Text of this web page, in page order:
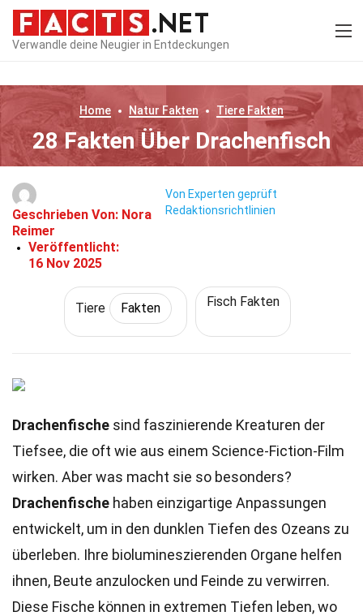
Verwandle deine Neugier in Entdeckungen
Home Natur Fakten Tiere Fakten
28 Fakten Über Drachenfisch
Geschrieben Von: Nora
Reimer
Veröffentlicht:
16 Nov 2025
Von Experten geprüft
Redaktionsrichtlinien
Tiere Fakten Fisch Fakten
Drachenfische sind faszinierende Kreaturen der
Tiefsee, die oft wie aus einem Science-Fiction-Film
wirken. Aber was macht sie so besonders?
Drachenfische haben einzigartige Anpassungen
entwickelt, um in den dunklen Tiefen des Ozeans zu
überleben. Ihre biolumineszierenden Organe helfen
ihnen, Beute anzulocken und Feinde zu verwirren.
Diese Fische können in extremen Tiefen leben, wo